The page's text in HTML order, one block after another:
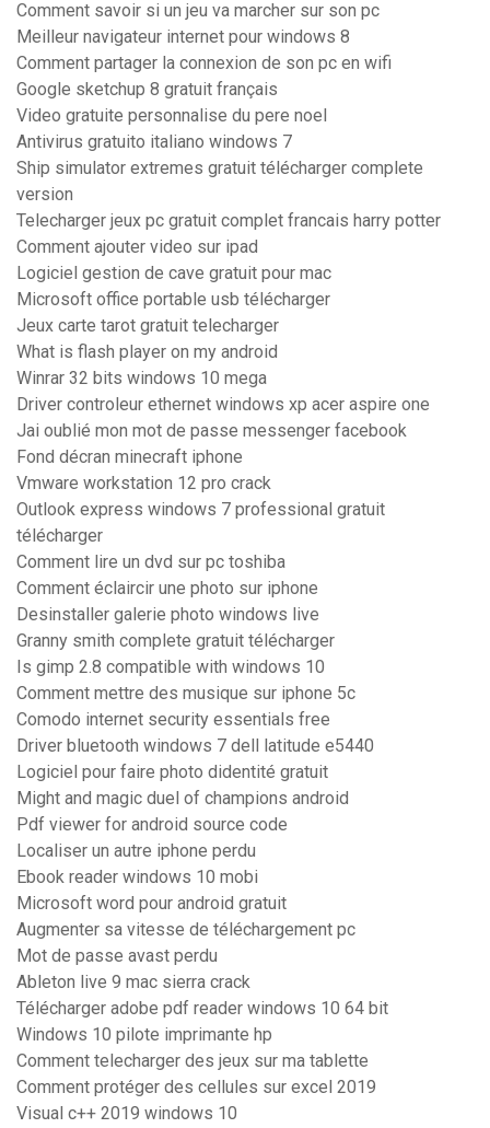
Comment savoir si un jeu va marcher sur son pc
Meilleur navigateur internet pour windows 8
Comment partager la connexion de son pc en wifi
Google sketchup 8 gratuit français
Video gratuite personnalise du pere noel
Antivirus gratuito italiano windows 7
Ship simulator extremes gratuit télécharger complete
version
Telecharger jeux pc gratuit complet francais harry potter
Comment ajouter video sur ipad
Logiciel gestion de cave gratuit pour mac
Microsoft office portable usb télécharger
Jeux carte tarot gratuit telecharger
What is flash player on my android
Winrar 32 bits windows 10 mega
Driver controleur ethernet windows xp acer aspire one
Jai oublié mon mot de passe messenger facebook
Fond décran minecraft iphone
Vmware workstation 12 pro crack
Outlook express windows 7 professional gratuit
télécharger
Comment lire un dvd sur pc toshiba
Comment éclaircir une photo sur iphone
Desinstaller galerie photo windows live
Granny smith complete gratuit télécharger
Is gimp 2.8 compatible with windows 10
Comment mettre des musique sur iphone 5c
Comodo internet security essentials free
Driver bluetooth windows 7 dell latitude e5440
Logiciel pour faire photo didentité gratuit
Might and magic duel of champions android
Pdf viewer for android source code
Localiser un autre iphone perdu
Ebook reader windows 10 mobi
Microsoft word pour android gratuit
Augmenter sa vitesse de téléchargement pc
Mot de passe avast perdu
Ableton live 9 mac sierra crack
Télécharger adobe pdf reader windows 10 64 bit
Windows 10 pilote imprimante hp
Comment telecharger des jeux sur ma tablette
Comment protéger des cellules sur excel 2019
Visual c++ 2019 windows 10